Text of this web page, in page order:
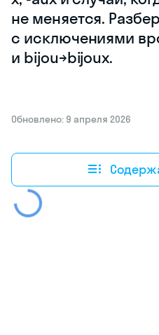
не меняется.
с исключениями
и bijou→bijoux.
Обновлено: 9 апреля 2026